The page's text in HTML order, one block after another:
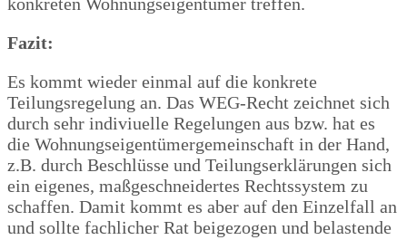
Fazit:
Es kommt wieder einmal auf die konkrete
Teilungsregelung an. Das WEG-Recht zeichnet sich
durch sehr indiviuelle Regelungen aus bzw. hat es
die Wohnungseigentümergemeinschaft in der Hand,
z.B. durch Beschlüsse und Teilungserklärungen sich
ein eigenes, maßgeschneidertes Rechtssystem zu
schaffen. Damit kommt es aber auf den Einzelfall an
und sollte fachlicher Rat beigezogen und belastende